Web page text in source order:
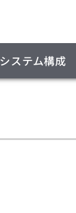
システム構成